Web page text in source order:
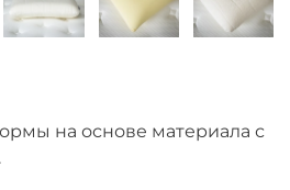
на основе материала с